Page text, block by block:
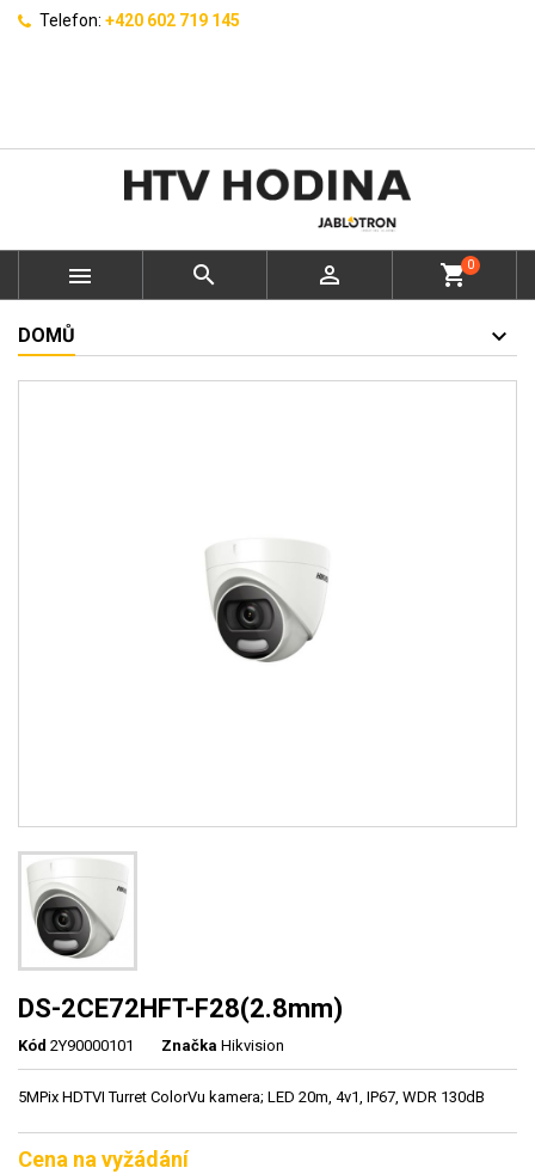
Telefon: +420 602 719 145
   shopping_cart0
DOMŮ
DS-2CE72HFT-F28(2.8mm)
Kód 2Y90000101 Značka Hikvision
5MPix HDTVI Turret ColorVu kamera; LED 20m, 4v1, IP67, WDR 130dB
Cena na vyžádání